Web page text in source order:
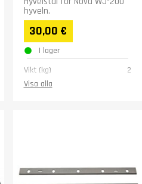
hyveln.
30,00 €
I lager
Vikt (kg)
2
Visa alla